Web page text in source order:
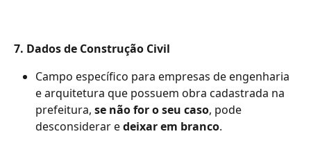
7. Dados de Construção Civil
Campo específico para empresas de engenharia
e arquitetura que possuem obra cadastrada na
prefeitura, se não for o seu caso, pode
desconsiderar e deixar em branco.